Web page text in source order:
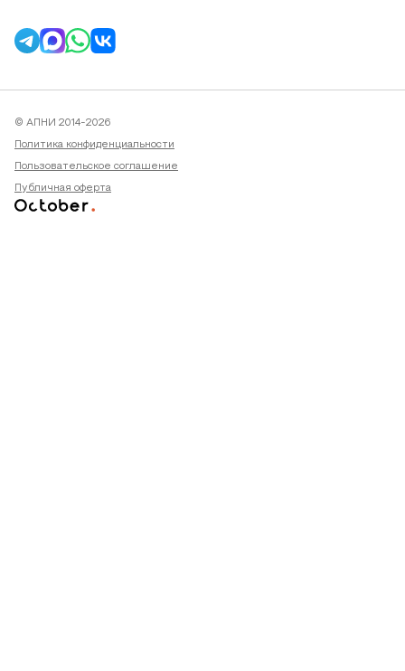
© АПНИ 2014-2026
Политика конфиденциальности
Пользовательское соглашение
Публичная оферта